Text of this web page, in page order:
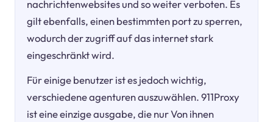
nachrichtenwebsites und so weiter verboten. Es
gilt ebenfalls, einen bestimmten port zu sperren,
wodurch der zugriff auf das internet stark
eingeschränkt wird.
Für einige benutzer ist es jedoch wichtig,
verschiedene agenturen auszuwählen. 911Proxy
ist eine einzige ausgabe, die nur Von ihnen